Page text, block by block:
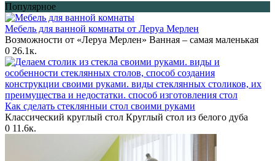
Популярное
Мебель для ванной комнаты от Леруа Мерлен
Возможности от «Леруа Мерлен» Ванная – самая маленькая
0 26.1к.
Как сделать стеклянныи стол своими руками
Классический круглый стол Круглый стол из белого дуба
0 11.6к.